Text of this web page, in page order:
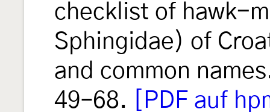
checklist of hawk-
Sphingidae) of
and common
49–68.
[PDF auf